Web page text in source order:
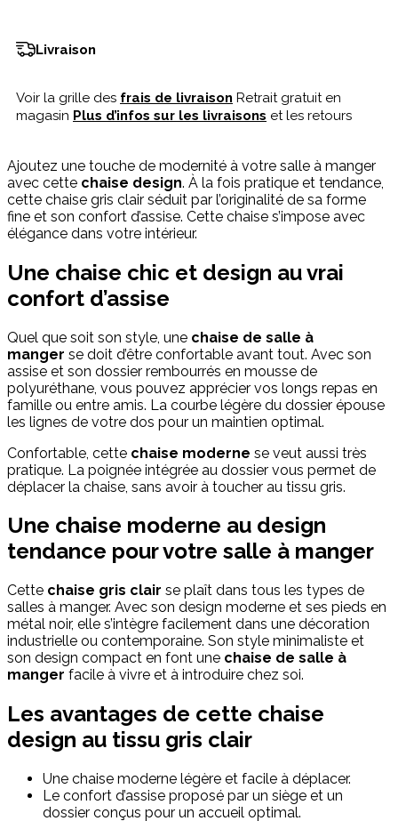
Livraison
Voir la grille des frais de livraison Retrait gratuit en
magasin Plus d’infos sur les livraisons et les retours
Ajoutez une touche de modernité à votre salle à manger
avec cette chaise design. À la fois pratique et tendance,
cette chaise gris clair séduit par l’originalité de sa forme
fine et son confort d’assise. Cette chaise s’impose avec
élégance dans votre intérieur.
Une chaise chic et design au vrai
confort d’assise
Quel que soit son style, une chaise de salle à
manger se doit d’être confortable avant tout. Avec son
assise et son dossier rembourrés en mousse de
polyuréthane, vous pouvez apprécier vos longs repas en
famille ou entre amis. La courbe légère du dossier épouse
les lignes de votre dos pour un maintien optimal.
Confortable, cette chaise moderne se veut aussi très
pratique. La poignée intégrée au dossier vous permet de
déplacer la chaise, sans avoir à toucher au tissu gris.
Une chaise moderne au design
tendance pour votre salle à manger
Cette chaise gris clair se plaît dans tous les types de
salles à manger. Avec son design moderne et ses pieds en
métal noir, elle s’intègre facilement dans une décoration
industrielle ou contemporaine. Son style minimaliste et
son design compact en font une chaise de salle à
manger facile à vivre et à introduire chez soi.
Les avantages de cette chaise
design au tissu gris clair
Une chaise moderne légère et facile à déplacer.
Le confort d’assise proposé par un siège et un
dossier conçus pour un accueil optimal.